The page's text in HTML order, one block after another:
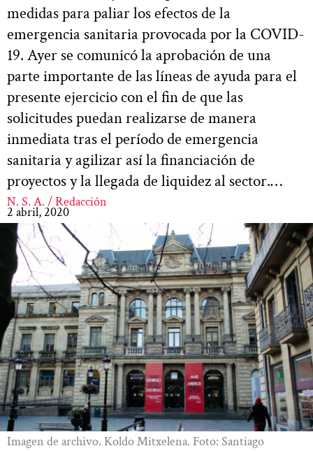
medidas para paliar los efectos de la
emergencia sanitaria provocada por la COVID-
19. Ayer se comunicó la aprobación de una
parte importante de las líneas de ayuda para el
presente ejercicio con el fin de que las
solicitudes puedan realizarse de manera
inmediata tras el período de emergencia
sanitaria y agilizar así la financiación de
proyectos y la llegada de liquidez al sector.…
N. S. A. / Redacción
2 abril, 2020
Imagen de archivo. Koldo Mitxelena. Foto: Santiago